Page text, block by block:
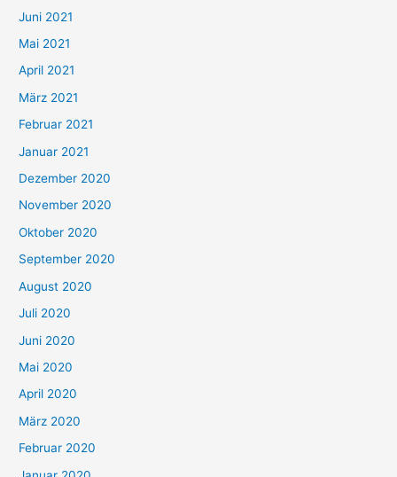
c
h
:
Juni 2021
Mai 2021
April 2021
März 2021
Februar 2021
Januar 2021
Dezember 2020
November 2020
Oktober 2020
September 2020
August 2020
Juli 2020
Juni 2020
Mai 2020
April 2020
März 2020
Februar 2020